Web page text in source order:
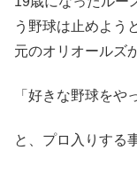
う野球は止めよう
元のオリオールズ
「好きな野球をや
と、プロ入りする